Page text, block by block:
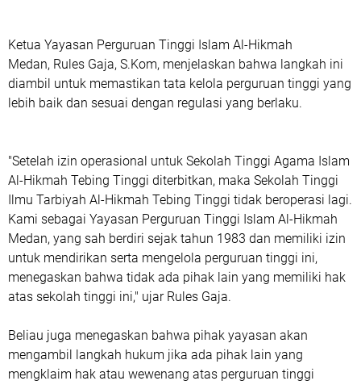
Ketua Yayasan Perguruan Tinggi Islam Al-Hikmah
Medan, Rules Gaja, S.Kom, menjelaskan bahwa langkah ini
diambil untuk memastikan tata kelola perguruan tinggi yang
lebih baik dan sesuai dengan regulasi yang berlaku.
"Setelah izin operasional untuk Sekolah Tinggi Agama Islam
Al-Hikmah Tebing Tinggi diterbitkan, maka Sekolah Tinggi
Ilmu Tarbiyah Al-Hikmah Tebing Tinggi tidak beroperasi lagi.
Kami sebagai Yayasan Perguruan Tinggi Islam Al-Hikmah
Medan, yang sah berdiri sejak tahun 1983 dan memiliki izin
untuk mendirikan serta mengelola perguruan tinggi ini,
menegaskan bahwa tidak ada pihak lain yang memiliki hak
atas sekolah tinggi ini," ujar Rules Gaja.
Beliau juga menegaskan bahwa pihak yayasan akan
mengambil
langkah hukum jika ada pihak lain yang
mengklaim hak atau wewenang atas perguruan tinggi